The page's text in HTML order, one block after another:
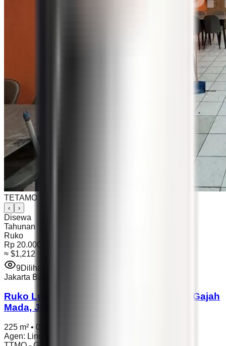
TETAMO
‹ ›
Disewa
Tahunan
Ruko
Rp 20.000.000
≈ $1,212
9Dilihat
Jakarta Barat
Ruko Luas Disewakan Tahunan di Jalan Gajah
Mada, Jakarta Barat dengan Parkir
225 m² • 0 Kamar
Agen: Linda Yuliani (MFJC)